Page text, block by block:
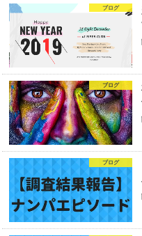
ブログ
ブログ
ブログ